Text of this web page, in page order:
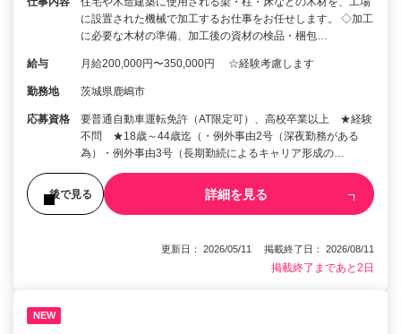
に設置された機械で加工するお仕事をお任せします。 ◇加工
に必要な木材の準備、加工後の資材の検品・梱包…
給与 月給200,000円〜350,000円 ☆経験考慮します
勤務地 茨城県鹿嶋市
応募資格
要普通自動車運転免許（AT限定可）、高校卒業以上 ★経験
不問 ★18歳～44歳迄（・例外事由2号（深夜勤務がある
為）・例外事由3号（長期勤続によるキャリア形成の…
後で見る 詳細を見る
更新日： 2026/05/11 掲載終了日： 2026/08/11
掲載終了まであと2日
NEW